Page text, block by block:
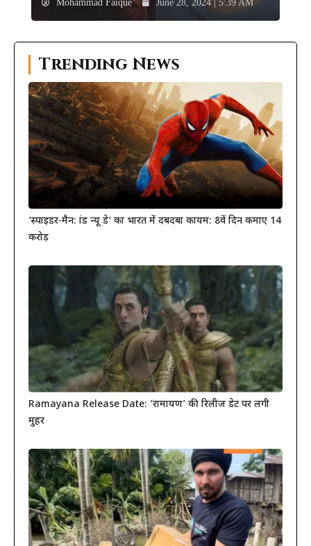
Mohammad Faique June 28, 2024 | 5:39 AM
Trending News
‘स्पाइडर-मैन: ब्रांड न्यू डे’ का भारत में दबदबा कायम: 8वें दिन कमाए 14
करोड़
Ramayana Release Date: ‘रामायण’ की रिलीज डेट पर लगी
मुहर